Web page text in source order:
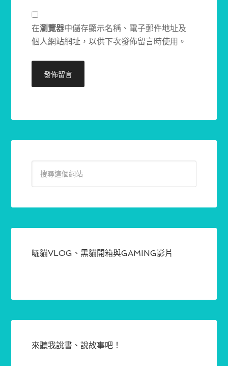
在瀏覽器中儲存顯示名稱、電子郵件地址及
個人網站網址，以供下次發佈留言時使用。
曬貓VLOG、黑貓開箱與GAMING影片
來聽我說書、說故事吧！